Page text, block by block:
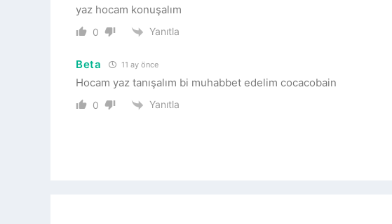
yaz hocam konuşalım
0 Yanıtla
Beta 11 ay önce
Hocam yaz tanışalım bi muhabbet edelim cocacobain
0 Yanıtla